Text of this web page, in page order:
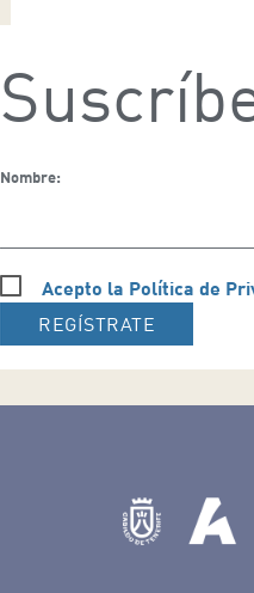
Nombre:
Acepto la Política de
REGÍSTRATE